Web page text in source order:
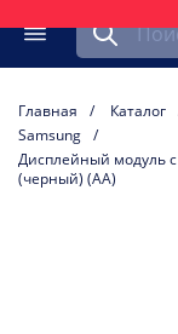
Меню
Найти
Главная Каталог
Samsung
Дисплейный модуль с
(черный) (AA)